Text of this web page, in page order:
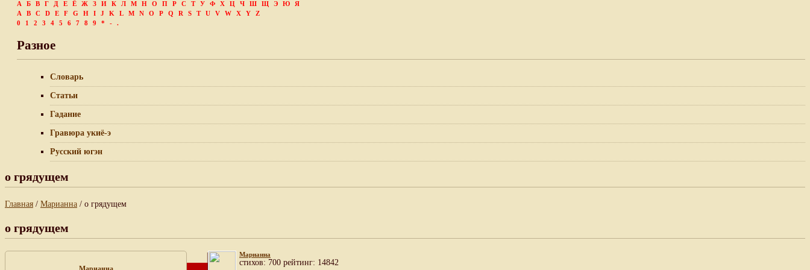
А Б В Г Д Е Ё Ж З И К Л М Н О П Р С Т У Ф Х Ц Ч Ш Щ Э Ю
Я
A
B C D E F G H I J K L M N O P Q R S T U V W X Y
Z
0
1 2 3 4 5 6 7 8 9 * - .
Разное
Словарь
Статьи
Гадание
Гравюра укиё-э
Русский югэн
о грядущем
Главная / Марианна / о грядущем
о грядущем
Марианна
cтихов: 700 рейтинг: 14842